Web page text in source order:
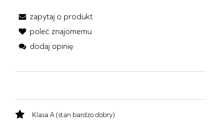
zapytaj o produkt
poleć znajomemu
dodaj opinię
Klasa A (stan bardzo dobry)